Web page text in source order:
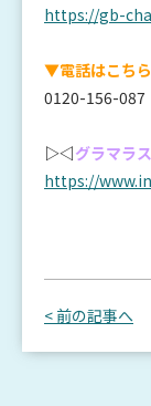
https://gb-
▼電話はこちら
0120-156-087
▷◁グラマラ
https://
< 前の記事へ